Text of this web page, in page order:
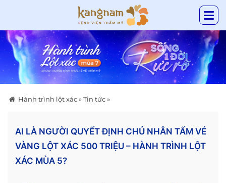
Hành trình lột xác»Tin tức»
AI LÀ NGƯỜI QUYẾT ĐỊNH CHỦ NHÂN TẤM VÉ
VÀNG LỘT XÁC 500 TRIỆU – HÀNH TRÌNH LỘT
XÁC MÙA 5?